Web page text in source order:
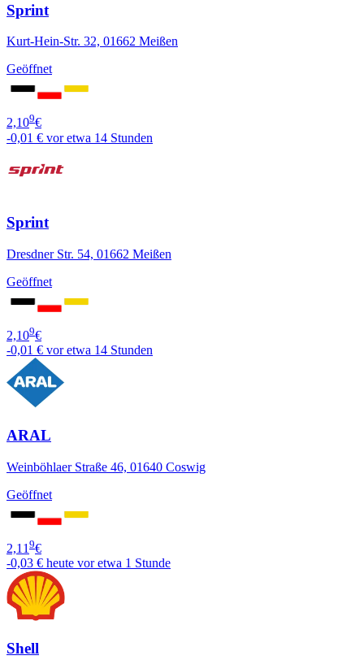
Sprint
Kurt-Hein-Str. 32, 01662 Meißen
Geöffnet
2,109€
-0,01 € vor etwa 14 Stunden
Sprint
Dresdner Str. 54, 01662 Meißen
Geöffnet
2,109€
-0,01 € vor etwa 14 Stunden
ARAL
Weinböhlaer Straße 46, 01640 Coswig
Geöffnet
2,11 9€
-0,03 € heute vor etwa 1 Stunde
Shell